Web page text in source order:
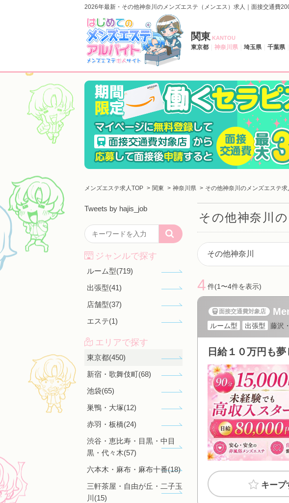
2026年最新・その他神奈川のメンズエステ（メンエス）求人｜面接交通費
関東 KANTOU
東京都 神奈川県 埼玉県 千葉県
メンズエステ求人TOP 関東 神奈川県 その他神奈川のメンズエステ求
Tweets by hajis_job
ジャンルで探す
ルーム型(719)
出張型(41)
店舗型(37)
エステ(1)
エリアで探す
東京都(450)
新宿・歌舞伎町(68)
池袋(65)
巣鴨・大塚(12)
赤羽・板橋(24)
渋谷・恵比寿・目黒・中目
黒・代々木(57)
六本木・麻布・麻布十番(18)
三軒茶屋・自由が丘・二子玉
川(15)
その他神奈川
4 件(1〜4件を表示)
ルーム型 出張型 藤沢
キープ